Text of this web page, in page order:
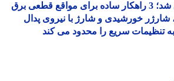
شارژ گوشی بدون برق شد؛ 3 راهکار ساده برای مواقع قطعی برق
خورشیدی و شارژ با نیروی پدال